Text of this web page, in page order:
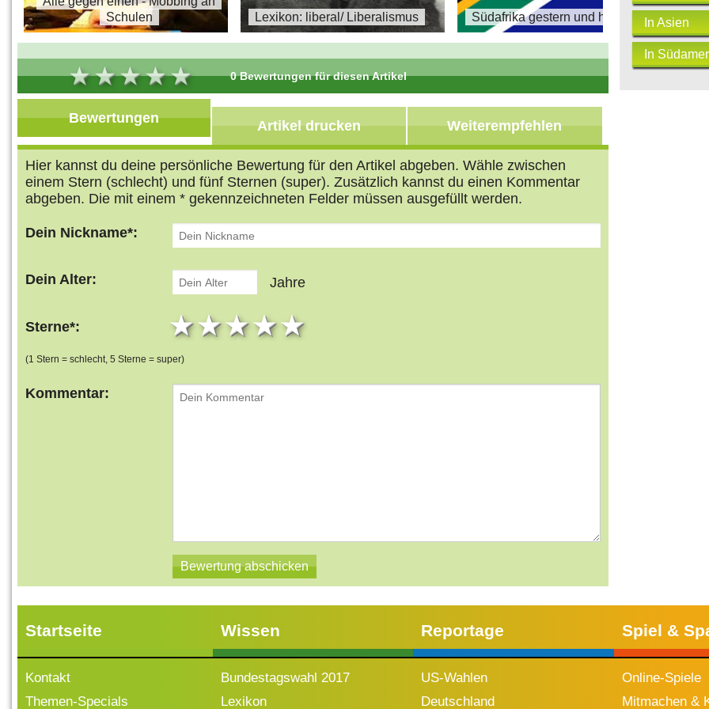
Schulen
Lexikon: liberal/ Liberalismus Südafrika gestern und heute
0 Bewertungen für diesen Artikel
Bewertungen Artikel drucken Weiterempfehlen
Hier kannst du deine persönliche Bewertung für den Artikel abgeben. Wähle zwischen
einem Stern (schlecht) und fünf Sternen (super). Zusätzlich kannst du einen Kommentar
abgeben. Die mit einem * gekennzeichneten Felder müssen ausgefüllt werden.
Dein Nickname*:
Dein Alter: Jahre
Sterne*: 4 stars
3 stars
2 stars
1 star
(1 Stern = schlecht, 5 Sterne = super)
Kommentar:
In Asien
In
Startseite
Kontakt
Themen-Specials
Wissen
Bundestagswahl 2017
Lexikon
Reportage
US-Wahlen
Deutschland
Spiel &
Online-Spiele
Mitmachen &